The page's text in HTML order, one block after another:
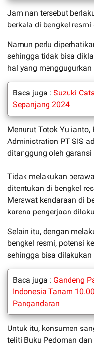
Jaminan tersebut
berkala di bengkel resmi
Namun perlu
sehingga tidak bisa
hal yang menggugurkan
Baca juga : Suzuki
Sepanjang 2024
Menurut Totok Yulianto,
Administration PT SIS
ditanggung oleh garansi
Tidak melakukan
ditentukan di bengkel
Merawat kendaraan di
karena pengerjaan
Selain itu, dengan
bengkel resmi, potensi
sehingga bisa dilakukan
Baca juga : Gandeng
Indonesia Tanam
Pangandaran
Untuk itu, konsumen
teliti Buku Pedoman